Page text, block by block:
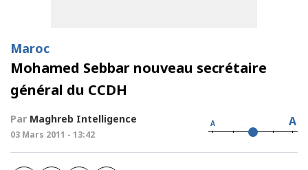
Maroc
Mohamed Sebbar nouveau secrétaire
général du CCDH
Par Maghreb Intelligence
03 Mars 2011 - 13:42
A A